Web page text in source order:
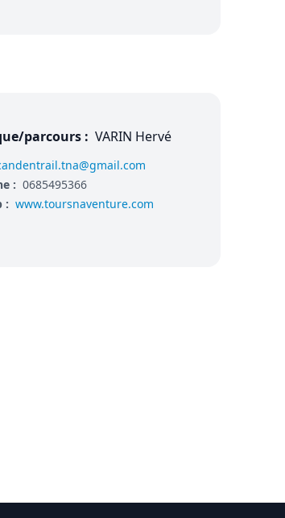
parcours : VARIN Hervé
: 0685495366
: www.toursnaventure.com